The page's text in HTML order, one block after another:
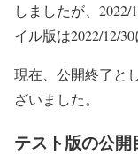
しましたが、
イル版は2022/12/
現在、公開終了と
ざいました。
テスト版の公開